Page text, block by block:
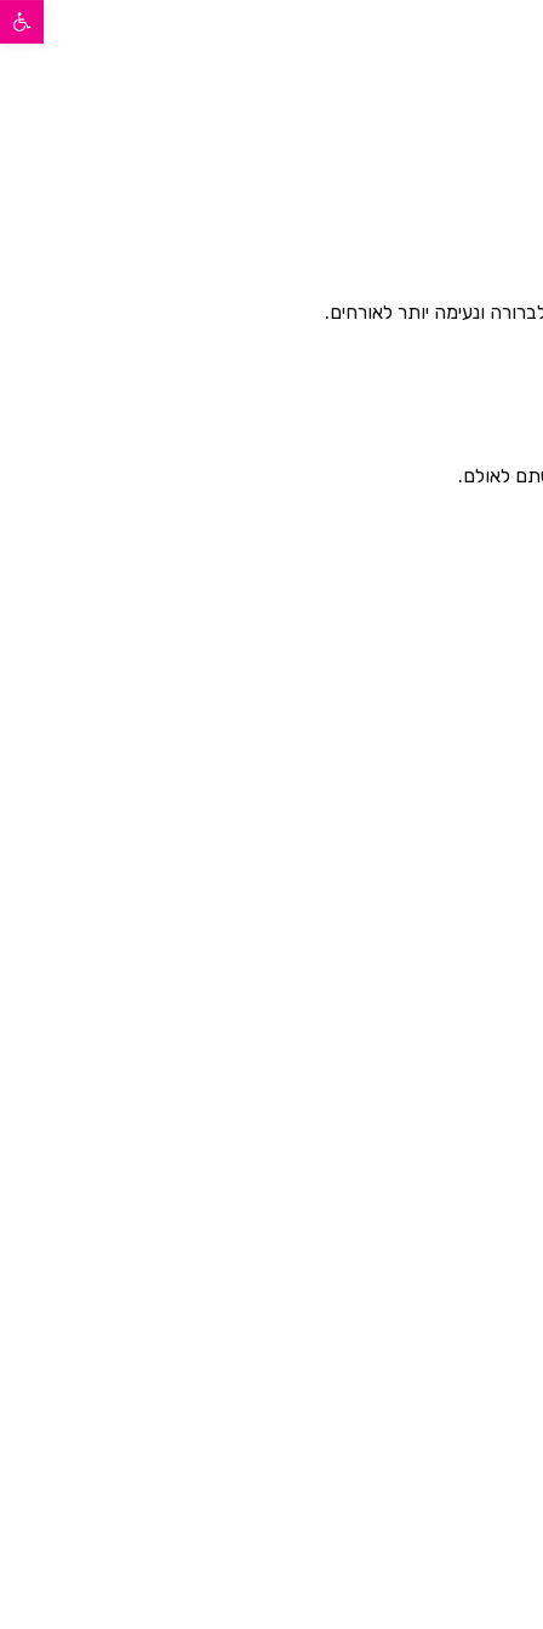
פתח סרגל נגישות
ונעימה יותר לאורחים.
לאולם.